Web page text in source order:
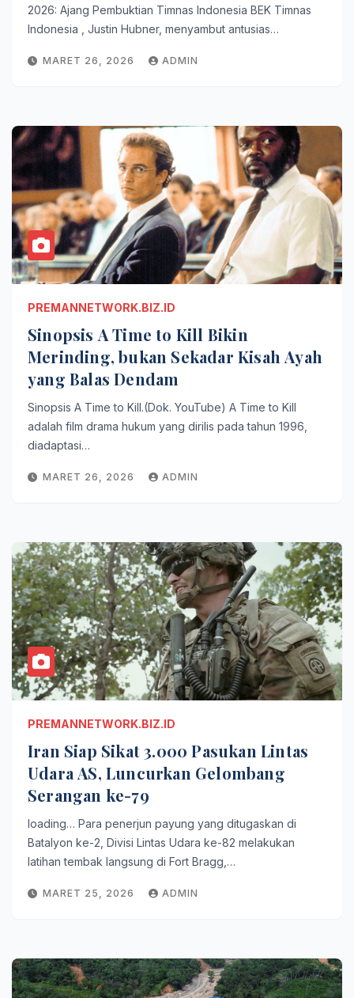
2026: Ajang Pembuktian Timnas Indonesia BEK Timnas
Indonesia , Justin Hubner, menyambut antusias…
MARET 26, 2026 ADMIN
PREMANNETWORK.BIZ.ID
Sinopsis A Time to Kill Bikin
Merinding, bukan Sekadar Kisah Ayah
yang Balas Dendam
Sinopsis A Time to Kill.(Dok. YouTube) A Time to Kill
adalah film drama hukum yang dirilis pada tahun 1996,
diadaptasi…
MARET 26, 2026 ADMIN
PREMANNETWORK.BIZ.ID
Iran Siap Sikat 3.000 Pasukan Lintas
Udara AS, Luncurkan Gelombang
Serangan ke-79
loading… Para penerjun payung yang ditugaskan di
Batalyon ke-2, Divisi Lintas Udara ke-82 melakukan
latihan tembak langsung di Fort Bragg,…
MARET 25, 2026 ADMIN